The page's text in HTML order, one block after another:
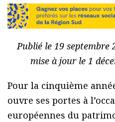
Publié le 19 septembre
mise à jour le 1
Pour la cinquième
ouvre ses portes à
européennes du